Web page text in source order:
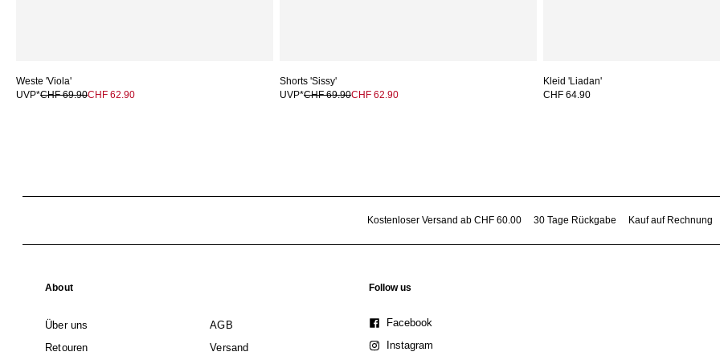
Weste 'Viola'
UVP*CHF 69.90CHF 62.90
Shorts 'Sissy'
UVP*CHF 69.90CHF 62.90
Kleid 'Liadan'
CHF 64.90
Kostenloser Versand ab CHF 60.00 30 Tage Rückgabe Kauf auf Rechnung
About
Über uns
AGB
Retouren
Versand
Follow us
Facebook
Instagram